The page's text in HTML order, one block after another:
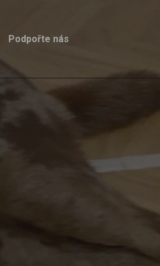
Podpořte nás